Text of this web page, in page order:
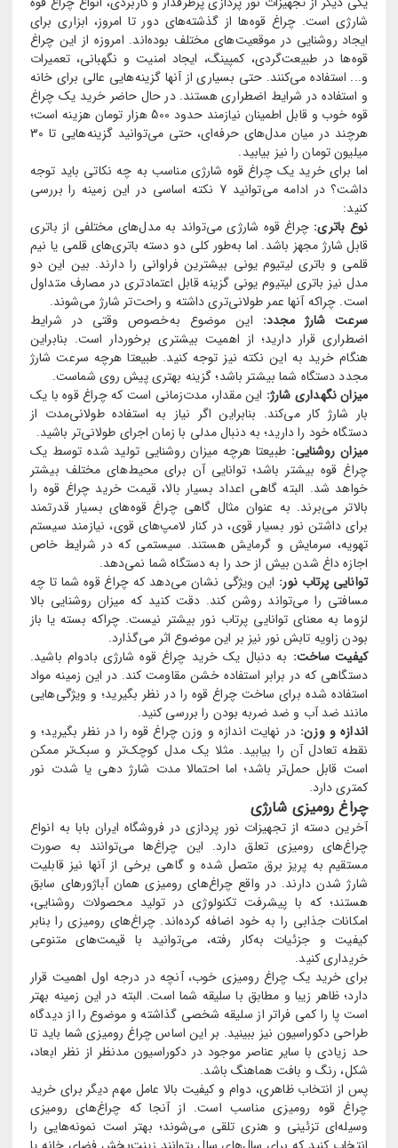
شارژی است. چراغ قوه‌ها از گذشته‌های دور تا امروز، ابزاری برای
ایجاد روشنایی در موقعیت‌های مختلف بوده‌اند. امروزه از این چراغ
قوه‌ها در طبیعت‌گردی، کمپینگ، ایجاد امنیت و نگهبانی، تعمیرات
و... استفاده می‌کنند. حتی بسیاری از آنها گزینه‌هایی عالی برای خانه
و استفاده در شرایط اضطراری هستند. در حال حاضر خرید یک چراغ
قوه خوب و قابل اطمینان نیازمند حدود 500 هزار تومان هزینه است؛
هرچند در میان مدل‌های حرفه‌ای، حتی می‌توانید گزینه‌هایی تا 30
میلیون تومان را نیز بیابید.
اما برای خرید یک چراغ قوه شارژی مناسب به چه نکاتی باید توجه
داشت؟ در ادامه می‌توانید 7 نکته اساسی در این زمینه را بررسی
کنید:
نوع باتری: چراغ قوه شارژی می‌تواند به مدل‌های مختلفی از باتری
قابل شارژ مجهز باشد. اما به‌طور کلی دو دسته باتری‌های قلمی یا نیم
قلمی و باتری لیتیوم یونی بیشترین فراوانی را دارند. بین این دو
مدل نیز باتری لیتیوم یونی گزینه قابل اعتمادتری در مصارف متداول
است. چراکه آنها عمر طولانی‌تری داشته و راحت‌تر شارژ می‌شوند.
سرعت شارژ مجدد: این موضوع به‌خصوص وقتی در شرایط
اضطراری قرار دارید؛ از اهمیت بیشتری برخوردار است. بنابراین
هنگام خرید به این نکته نیز توجه کنید. طبیعتا هرچه سرعت شارژ
مجدد دستگاه شما بیشتر باشد؛ گزینه بهتری پیش روی شماست.
میزان نگهداری شارژ: این مقدار، مدت‌زمانی است که چراغ قوه با یک
بار شارژ کار می‌کند. بنابراین اگر نیاز به استفاده طولانی‌مدت از
دستگاه خود را دارید؛ به دنبال مدلی با زمان اجرای طولانی‌تر باشید.
میزان روشنایی: طبیعتا هرچه میزان روشنایی تولید شده توسط یک
چراغ قوه بیشتر باشد؛ توانایی آن برای محیط‌های مختلف بیشتر
خواهد شد. البته گاهی اعداد بسیار بالا، قیمت خرید چراغ قوه را
بالاتر می‌برند. به عنوان مثال گاهی چراغ قوه‌های بسیار قدرتمند
برای داشتن نور بسیار قوی، در کنار لامپ‌های قوی، نیازمند سیستم
تهویه، سرمایش و گرمایش هستند. سیستمی که در شرایط خاص
اجازه داغ شدن بیش از حد را به دستگاه شما نمی‌دهد.
توانایی پرتاب نور: این ویژگی نشان می‌دهد که چراغ قوه شما تا چه
مسافتی را می‌تواند روشن کند. دقت کنید که میزان روشنایی بالا
لزوما به معنای توانایی پرتاب نور بیشتر نیست. چراکه بسته یا باز
بودن زاویه تابش نور نیز بر این موضوع اثر می‌گذارد.
کیفیت ساخت: به دنبال یک خرید چراغ قوه شارژی بادوام باشید.
دستگاهی که در برابر استفاده خشن مقاومت کند. در این زمینه مواد
استفاده شده برای ساخت چراغ قوه را در نظر بگیرید؛ و ویژگی‌هایی
مانند ضد آب و ضد ضربه بودن را بررسی کنید.
اندازه و وزن: در نهایت اندازه و وزن چراغ قوه را در نظر بگیرید؛ و
نقطه تعادل آن را بیابید. مثلا یک مدل کوچک‌تر و سبک‌تر ممکن
است قابل حمل‌تر باشد؛ اما احتمالا مدت شارژ دهی یا شدت نور
کمتری دارد.
چراغ رومیزی شارژی
آخرین دسته از تجهیزات نور پردازی در فروشگاه ایران بابا به انواع
چراغ‌های رومیزی تعلق دارد. این چراغ‌ها می‌توانند به صورت
مستقیم به پریز برق متصل شده و گاهی برخی از آنها نیز قابلیت
شارژ شدن دارند. در واقع چراغ‌های رومیزی همان آباژورهای سابق
هستند؛ که با پیشرفت تکنولوژی در تولید محصولات روشنایی،
امکانات جذابی را به خود اضافه کرده‌اند. چراغ‌های رومیزی را بنابر
کیفیت و جزئیات به‌کار رفته، می‌توانید با قیمت‌های متنوعی
خریداری کنید.
برای خرید یک چراغ رومیزی خوب، آنچه در درجه اول اهمیت قرار
دارد؛ ظاهر زیبا و مطابق با سلیقه شما است. البته در این زمینه بهتر
است پا را کمی فراتر از سلیقه شخصی گذاشته و موضوع را از دیدگاه
طراحی دکوراسیون نیز ببینید. بر این اساس چراغ رومیزی شما باید تا
حد زیادی با سایر عناصر موجود در دکوراسیون مدنظر از نظر ابعاد،
شکل، رنگ و بافت هماهنگ باشد.
پس از انتخاب ظاهری، دوام و کیفیت بالا عامل مهم دیگر برای خرید
چراغ قوه رومیزی مناسب است. از آنجا که چراغ‌های رومیزی
وسیله‌ای تزئینی و هنری تلقی می‌شوند؛ بهتر است نمونه‌هایی را